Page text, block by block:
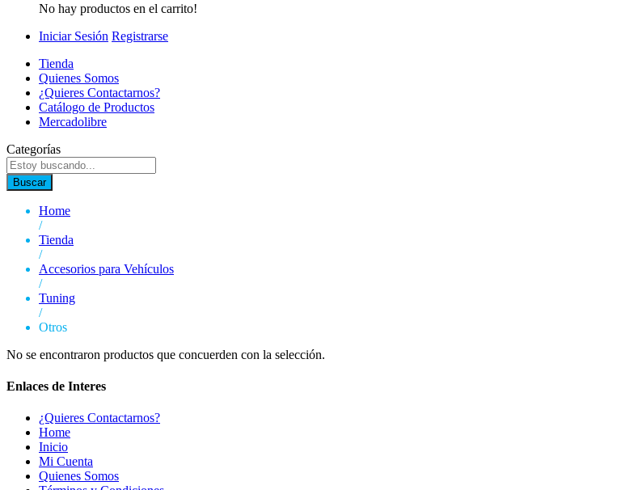
No hay productos en el carrito!
Iniciar Sesión Registrarse
Tienda
Quienes Somos
¿Quieres Contactarnos?
Catálogo de Productos
Mercadolibre
Categorías
Buscar
Home
/
Tienda
/
Accesorios para Vehículos
/
Tuning
/
Otros
No se encontraron productos que concuerden con la selección.
Enlaces de Interes
¿Quieres Contactarnos?
Home
Inicio
Mi Cuenta
Quienes Somos